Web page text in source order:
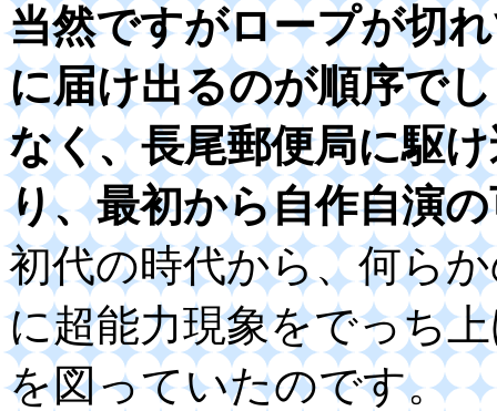
当然ですがロープが切
に届け出るのが順序で
なく、長尾郵便局に駆
り、最初から自作自演
初代の時代から、何ら
に超能力現象をでっち
を図っていたのです。